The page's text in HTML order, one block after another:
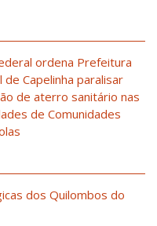
ordena Prefeitura
de Capelinha paralisar
de aterro sanitário nas
de Comunidades
dos Quilombos do